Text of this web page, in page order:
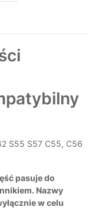
S55 S57 C55, C56
pasuje do
Nazwy
w celu